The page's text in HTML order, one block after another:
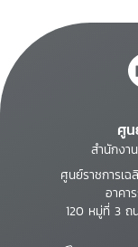
ศู
สำนักงา
ศูนย์ราชการเ
อาคา
120 หมู่ที่ 3 ถ